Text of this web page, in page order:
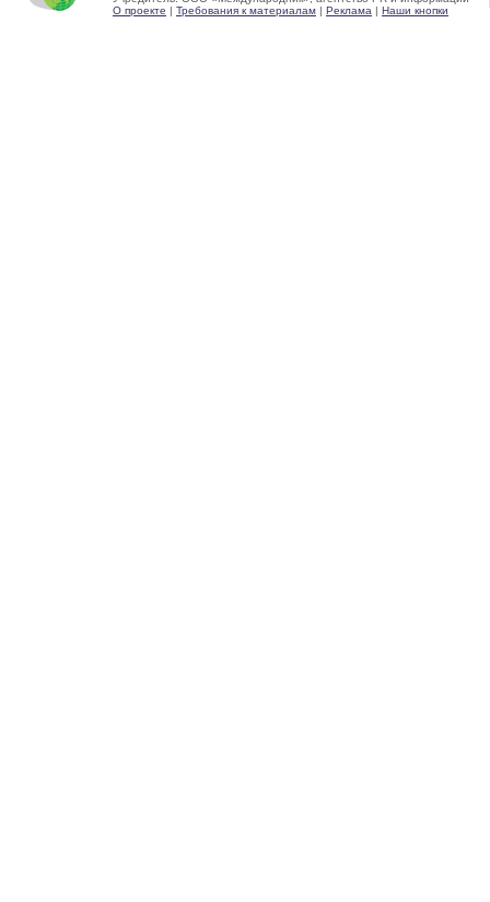
О проекте | Требования к материалам | Реклама | Наши кнопки